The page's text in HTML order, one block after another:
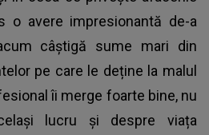
o avere impresionantă de-a
câștigă sume mari din
pe care le deține la malul
îi merge foarte bine, nu
lucru și despre viața